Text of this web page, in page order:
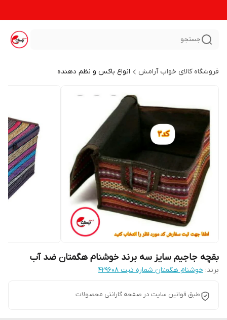
جستجو
فروشگاه کالای خواب آرامش انواع باکس و نظم دهنده
بقچه جاجیم سایز سه برند خوشنام هگمتان ضد آب
برند: خوشنام هگمتان شماره ثبت ۴۲۹۶۰۸
طبق قوانین سایت در صفحه گارانتی محصولات